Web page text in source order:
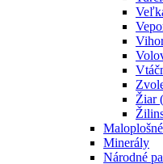
Žiar
Minerály
Národné